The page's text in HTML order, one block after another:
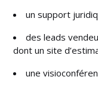
un support
des leads
dont un site
une